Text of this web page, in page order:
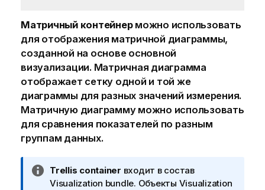
Матричный контейнерможно использовать
для отображения матричной диаграммы,
созданной на основе основной
визуализации. Матричная диаграмма
отображает сетку одной и той же
диаграммы для разных значений измерения.
Матричную диаграмму можно использовать
для сравнения показателей по разным
группам данных.
П
р
Trellis container входит в состав
Visualization bundle. Объекты Visualization